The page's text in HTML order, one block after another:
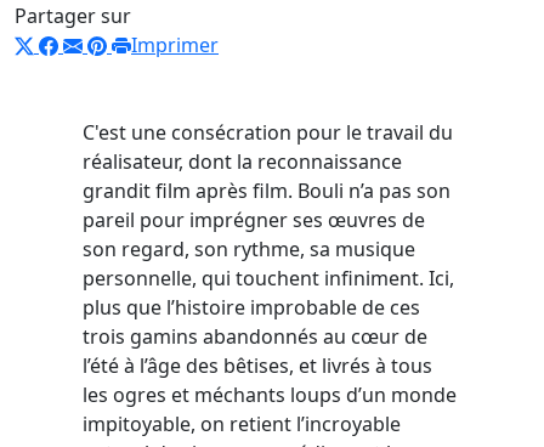
Partager sur
Imprimer
C'est une consécration pour le travail du
réalisateur, dont la reconnaissance
grandit film après film. Bouli n’a pas son
pareil pour imprégner ses œuvres de
son regard, son rythme, sa musique
personnelle, qui touchent infiniment. Ici,
plus que l’histoire improbable de ces
trois gamins abandonnés au cœur de
l’été à l’âge des bêtises, et livrés à tous
les ogres et méchants loups d’un monde
impitoyable, on retient l’incroyable